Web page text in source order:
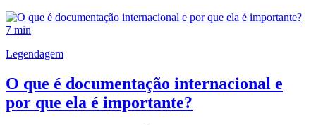
7 min
Legendagem
O que é documentação internacional e
por que ela é importante?